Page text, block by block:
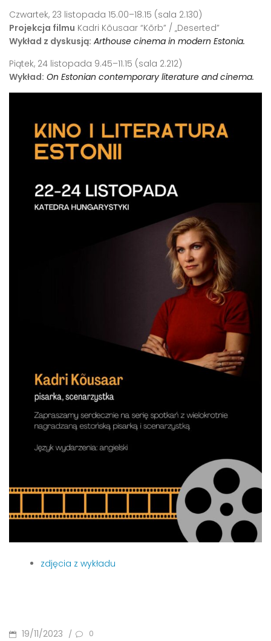
Czwartek, 23 listopada 15.00–18.15 (sala 2.130)
Projekcja filmu Kadri Kõusaar “Kõrb” / „Deserted”
Wykład z dyskusją: Arthouse cinema in modern Estonia.
Piątek, 24 listopada 9.45–11.15 (sala 2.212)
Wykład: On Estonian contemporary literature and cinema.
zdjęcia z wykładu
POSTED
19/11/2023 / 0